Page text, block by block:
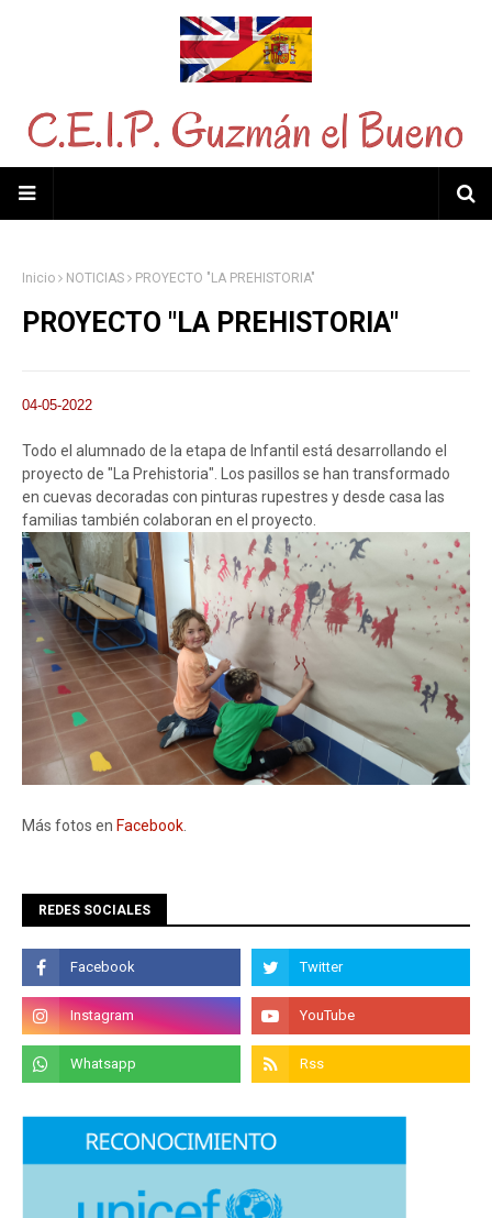
Inicio NOTICIAS PROYECTO "LA PREHISTORIA"
PROYECTO "LA PREHISTORIA"
04-05-2022
Todo el alumnado de la etapa de Infantil está desarrollando el
proyecto de "La Prehistoria". Los pasillos se han transformado
en cuevas decoradas con pinturas rupestres y desde casa las
familias también colaboran en el proyecto.
Más fotos en Facebook
REDES SOCIALES